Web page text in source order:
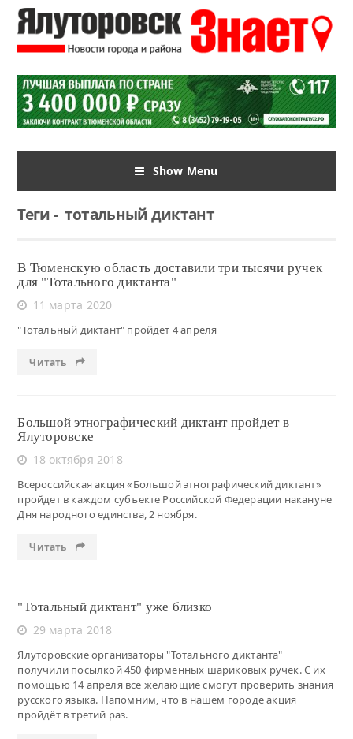
Show Menu
Теги-тотальный диктант
В Тюменскую область доставили три тысячи ручек
для "Тотального диктанта"
11 марта 2020
"Тотальный диктант" пройдёт 4 апреля
Читать
Большой этнографический диктант пройдет в
Ялуторовске
18 октября 2018
Всероссийская акция «Большой этнографический диктант»
пройдет в каждом субъекте Российской Федерации накануне
Дня народного единства, 2 ноября.
Читать
"Тотальный диктант" уже близко
29 марта 2018
Ялуторовские организаторы "Тотального диктанта"
получили посылкой 450 фирменных шариковых ручек. С их
помощью 14 апреля все желающие смогут проверить знания
русского языка. Напомним, что в нашем городе акция
пройдёт в третий раз.